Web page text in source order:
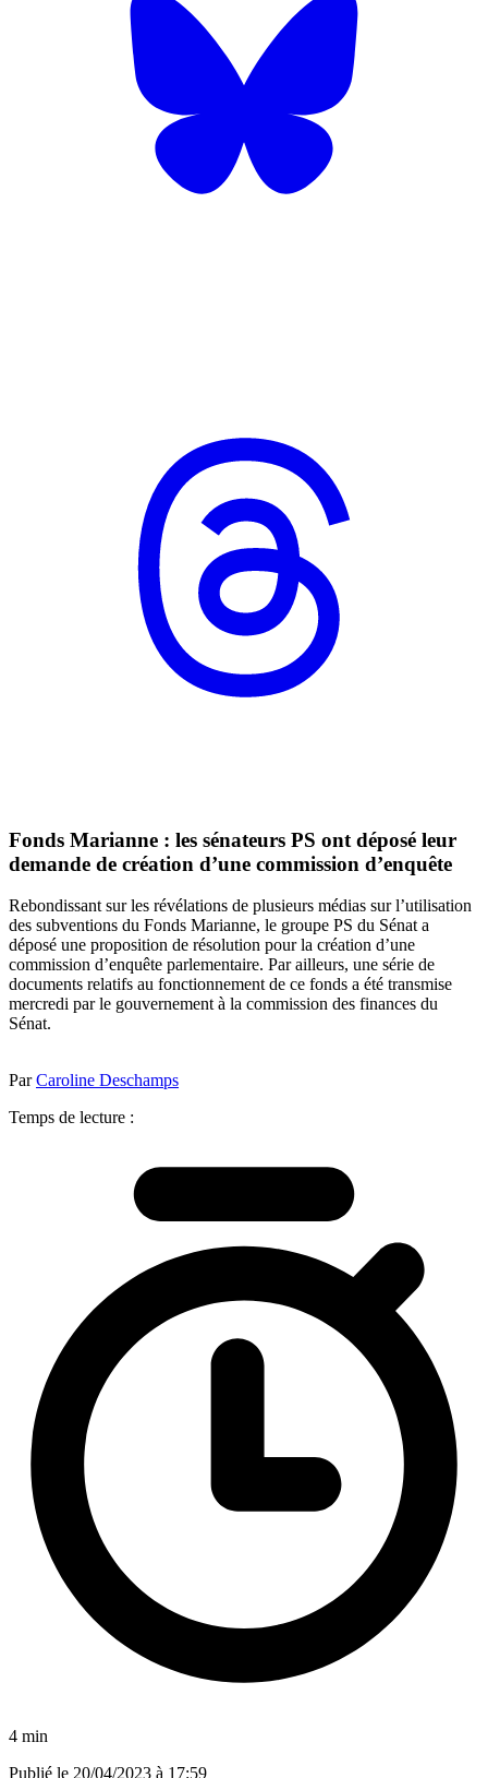
Fonds Marianne : les sénateurs PS ont déposé leur
demande de création d’une commission d’enquête
Rebondissant sur les révélations de plusieurs médias sur l’utilisation
des subventions du Fonds Marianne, le groupe PS du Sénat a
déposé une proposition de résolution pour la création d’une
commission d’enquête parlementaire. Par ailleurs, une série de
documents relatifs au fonctionnement de ce fonds a été transmise
mercredi par le gouvernement à la commission des finances du
Sénat.
ParCaroline Deschamps
Temps de lecture :
4 min
Publié le 20/04/2023 à 17:59